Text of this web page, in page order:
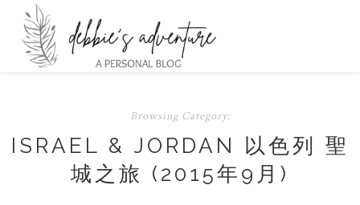
Browsing Category:
ISRAEL & JORDAN 以色列 聖
城之旅 (2015年9月)